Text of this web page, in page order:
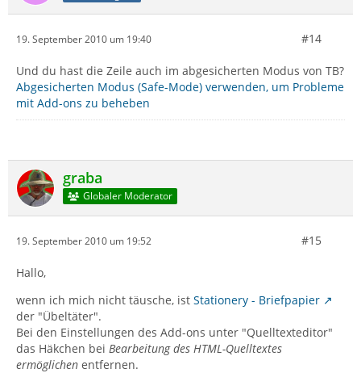
19. September 2010 um 19:40 #14
Und du hast die Zeile auch im abgesicherten Modus von TB?
Abgesicherten Modus (Safe-Mode) verwenden, um Probleme
mit Add-ons zu beheben
graba
Globaler Moderator
19. September 2010 um 19:52 #15
Hallo,
wenn ich mich nicht täusche, ist Stationery - Briefpapier
der "Übeltäter".
Bei den Einstellungen des Add-ons unter "Quelltexteditor"
das Häkchen bei Bearbeitung des HTML-Quelltextes
ermöglichen entfernen.